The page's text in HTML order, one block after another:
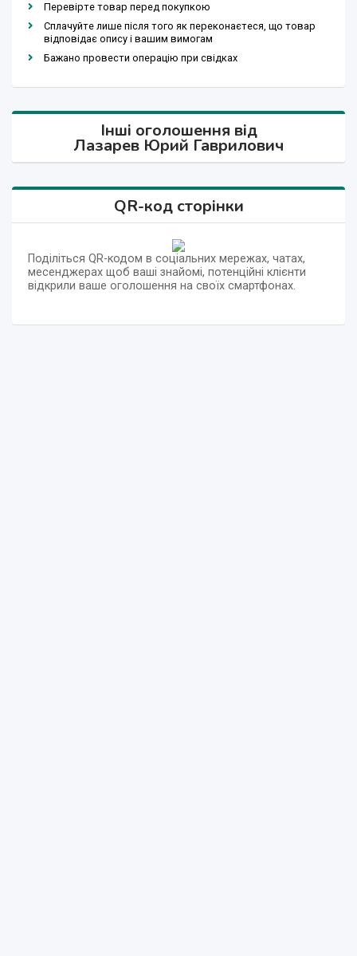
Перевірте товар перед покупкою
Сплачуйте лише після того як переконаєтеся, що товар
відповідає опису і вашим вимогам
Бажано провести операцію при свідках
Інші оголошення від
Лазарев Юрий Гаврилович
QR-код сторінки
Поділіться QR-кодом в соціальних мережах, чатах,
месенджерах щоб ваші знайомі, потенційні клієнти
відкрили ваше оголошення на своїх смартфонах.